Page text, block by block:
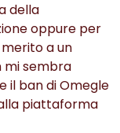
della
oppure per
a un
mi sembra
il ban di Omegle
piattaforma